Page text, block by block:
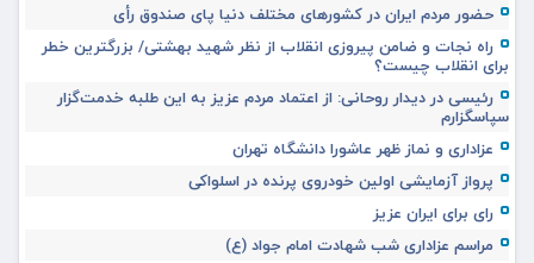
حضور مردم ایران در کشورهای مختلف دنیا پای صندوق رأی
راه نجات و ضامن پیروزی انقلاب از نظر شهید بهشتی/ بزرگترین خطر
برای انقلاب چیست؟
رئیسی در دیدار روحانی: از اعتماد مردم عزیز به این طلبه خدمت‌گزار
سپاسگزارم
عزاداری و نماز ظهر عاشورا دانشگاه تهران
پرواز آزمایشی اولین خودروی پرنده در اسلواکی
رای برای ایران عزیز
مراسم عزاداری شب شهادت امام جواد (ع)